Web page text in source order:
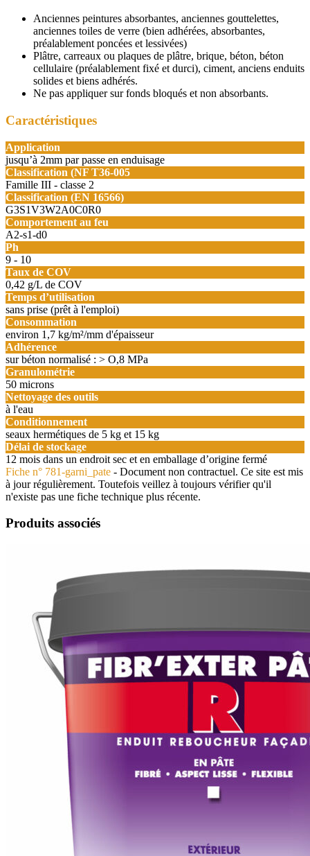
Anciennes peintures absorbantes, anciennes gouttelettes,
anciennes toiles de verre (bien adhérées, absorbantes,
préalablement poncées et lessivées)
Plâtre, carreaux ou plaques de plâtre, brique, béton, béton
cellulaire (préalablement fixé et durci), ciment, anciens enduits
solides et biens adhérés.
Ne pas appliquer sur fonds bloqués et non absorbants.
Caractéristiques
Application
jusqu’à 2mm par passe en enduisage
Classification (NF T36-005
Famille III - classe 2
Classification (EN 16566)
G3S1V3W2A0C0R0
Comportement au feu
A2-s1-d0
Ph
9 - 10
Taux de COV
0,42 g/L de COV
Temps d’utilisation
sans prise (prêt à l'emploi)
Consommation
environ 1,7 kg/m²/mm d'épaisseur
Adhérence
sur béton normalisé : > O,8 MPa
Granulométrie
50 microns
Nettoyage des outils
à l'eau
Conditionnement
seaux hermétiques de 5 kg et 15 kg
Délai de stockage
12 mois dans un endroit sec et en emballage d’origine fermé
Fiche n° 781-garni_pate - Document non contractuel. Ce site est mis
à jour régulièrement. Toutefois veillez à toujours vérifier qu'il
n'existe pas une fiche technique plus récente.
Produits associés